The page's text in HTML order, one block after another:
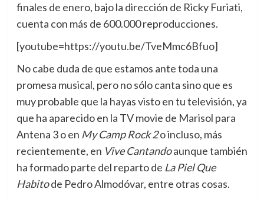
finales de enero, bajo la dirección de Ricky Furiati,
cuenta con más de 600.000 reproducciones.
[youtube=https://youtu.be/TveMmc6Bfuo]
No cabe duda de que estamos ante toda una
promesa musical, pero no sólo canta sino que es
muy probable que la hayas visto en tu televisión, ya
que ha aparecido en la TV movie de Marisol para
Antena 3 o en My Camp Rock 2o incluso, más
recientemente, en Vive Cantandoaunque también
ha formado parte del reparto de La Piel Que
Habitode Pedro Almodóvar, entre otras cosas.